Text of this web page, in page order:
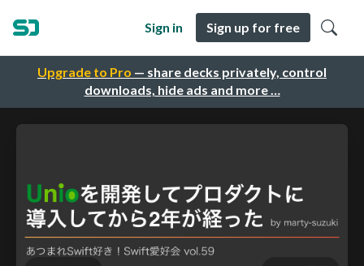
Upgrade to Pro — share decks privately, control
downloads, hide ads and more …
Sign in Sign up for free